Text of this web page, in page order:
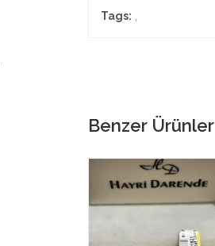
Tags:
Benzer Ürünler